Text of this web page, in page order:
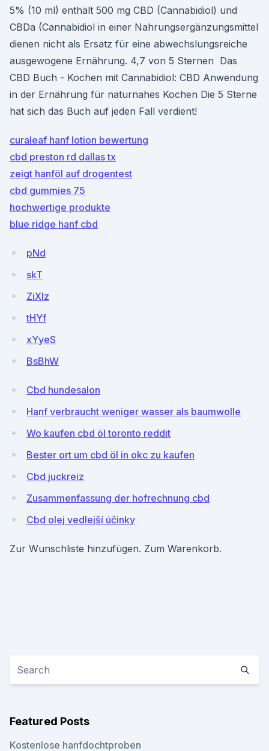
5% (10 ml) enthält 500 mg CBD (Cannabidiol) und
CBDa (Cannabidiol in einer Nahrungsergänzungsmittel
dienen nicht als Ersatz für eine abwechslungsreiche
ausgewogene Ernährung. 4,7 von 5 Sternen Das
CBD Buch - Kochen mit Cannabidiol: CBD Anwendung
in der Ernährung für naturnahes Kochen Die 5 Sterne
hat sich das Buch auf jeden Fall verdient!
curaleaf hanf lotion bewertung
cbd preston rd dallas tx
zeigt hanföl auf drogentest
cbd gummies 75
hochwertige produkte
blue ridge hanf cbd
pNd
skT
ZiXIz
tHYf
xYyeS
BsBhW
Cbd hundesalon
Hanf verbraucht weniger wasser als baumwolle
Wo kaufen cbd öl toronto reddit
Bester ort um cbd öl in okc zu kaufen
Cbd juckreiz
Zusammenfassung der hofrechnung cbd
Cbd olej vedlejší účinky
Zur Wunschliste hinzufügen. Zum Warenkorb.
Featured Posts
Kostenlose hanfdochtproben